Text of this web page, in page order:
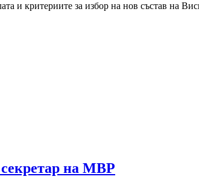
и критериите за избор на нов състав на
секретар на МВР